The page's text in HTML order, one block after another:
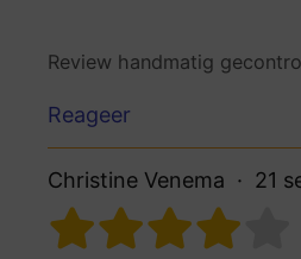
Review handmatig
Reageer
Christine Venema 21